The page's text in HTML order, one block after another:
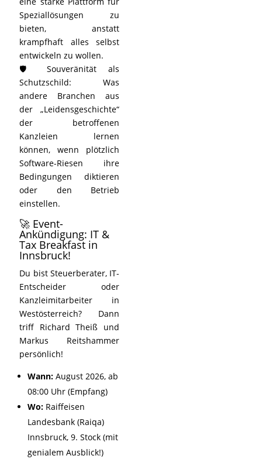
Speziallösungen zu
bieten, anstatt
krampfhaft alles selbst
entwickeln zu wollen.
🛡️ Souveränität als
Schutzschild: Was
andere Branchen aus
der „Leidensgeschichte“
der betroffenen
Kanzleien lernen
können, wenn plötzlich
Software-Riesen ihre
Bedingungen diktieren
oder den Betrieb
einstellen.
🚀 Event-
Ankündigung: IT &
Tax Breakfast in
Innsbruck!
Du bist Steuerberater, IT-
Entscheider oder
Kanzleimitarbeiter in
Westösterreich? Dann
triff Richard Theiß und
Markus Reitshammer
persönlich!
Wann: August 2026, ab
08:00 Uhr (Empfang)
Wo: Raiffeisen
Landesbank (Raiqa)
Innsbruck, 9. Stock (mit
genialem Ausblick!)